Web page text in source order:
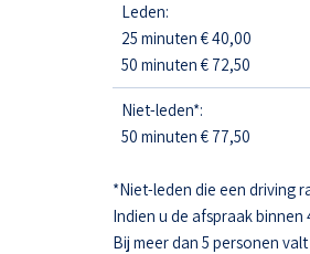
Leden:
25 minuten € 40,00
50 minuten € 72,50
Niet-leden*:
50 minuten € 77,50
*Niet-leden die een driving
Indien u de afspraak
Bij meer dan 5 personen